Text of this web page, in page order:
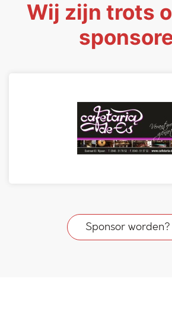
Wij zijn trots
Sponsor worden?